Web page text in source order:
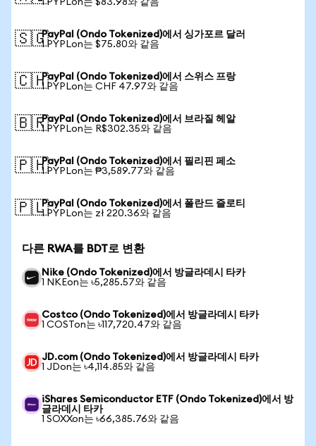
1 PYPLon는 $83.98와 같음
🇸🇬PayPal (Ondo Tokenized)에서 싱가포르 달러
1 PYPLon는 $75.80와 같음
🇨🇭PayPal (Ondo Tokenized)에서 스위스 프랑
1 PYPLon는 CHF 47.97와 같음
🇧🇷PayPal (Ondo Tokenized)에서 브라질 헤알
1 PYPLon는 R$302.35와 같음
🇵🇭PayPal (Ondo Tokenized)에서 필리핀 페소
1 PYPLon는 ₱3,589.77와 같음
🇵🇱PayPal (Ondo Tokenized)에서 폴란드 즐로티
1 PYPLon는 zł 220.36와 같음
다른 RWA를 BDT로 변환
Nike (Ondo Tokenized)에서 방글라데시 타카
1 NKEon는 ৳5,285.57와 같음
Costco (Ondo Tokenized)에서 방글라데시 타카
1 COSTon는 ৳117,720.47와 같음
JD.com (Ondo Tokenized)에서 방글라데시 타카
1 JDon는 ৳4,114.85와 같음
iShares Semiconductor ETF (Ondo Tokenized)에서 방
글라데시 타카
1 SOXXon는 ৳66,385.76와 같음